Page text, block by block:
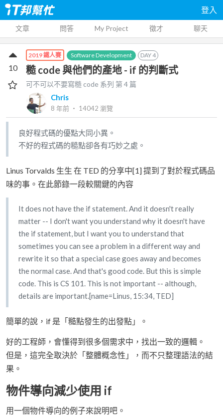
登入
文章 問答 My Project 徵才 聊天
2019 鐵人賽 Software Development DAY4
糙 code 與他們的產地 - if 的判斷式
可不可以不要寫糙 code 系列 第4 篇
Chris
8 年前 ‧ 14042 瀏覽
10
良好程式碼的優點大同小異。
不好的程式碼的糙點卻各有巧妙之處。
Linus Torvalds 生生 在 TED 的分享中[1] 提到了對於程式碼品
味的事。在此節錄一段較關鍵的內容
It does not have the if statement. And it doesn't really
matter -- I don't want you understand why it doesn't have
the if statement, but I want you to understand that
sometimes you can see a problem in a different way and
rewrite it so that a special case goes away and becomes
the normal case. And that's good code. But this is simple
code. This is CS 101. This is not important -- although,
details are important.[name=Linus, 15:34, TED]
簡單的說，if 是「糙點發生的出發點」。
好的工程師，會懂得到很多個需求中，找出一致的邏輯。
但是，這完全取決於「整體概念性」，而不只整理語法的結
果。
物件導向減少使用 if
用一個物件導向的例子來說明吧。